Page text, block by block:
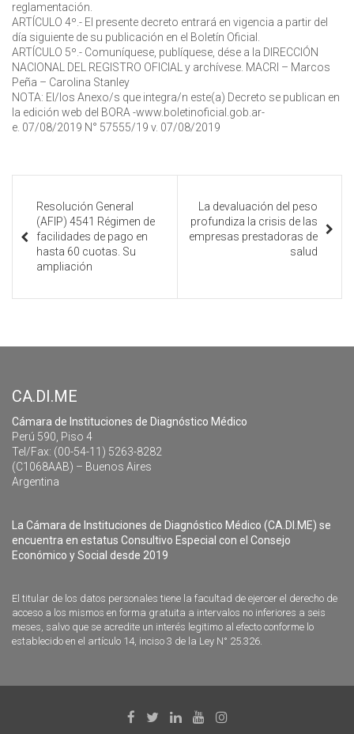
reglamentación.
ARTÍCULO 4º.- El presente decreto entrará en vigencia a partir del
día siguiente de su publicación en el Boletín Oficial.
ARTÍCULO 5º.- Comuníquese, publíquese, dése a la DIRECCIÓN
NACIONAL DEL REGISTRO OFICIAL y archívese. MACRI – Marcos
Peña – Carolina Stanley
NOTA: El/los Anexo/s que integra/n este(a) Decreto se publican en
la edición web del BORA -www.boletinoficial.gob.ar-
e. 07/08/2019 N° 57555/19 v. 07/08/2019
Resolución General
(AFIP) 4541 Régimen de
facilidades de pago en
hasta 60 cuotas. Su
ampliación
La devaluación del peso
profundiza la crisis de las
empresas prestadoras de
salud
CA.DI.ME
Cámara de Instituciones de Diagnóstico Médico
Perú 590, Piso 4
Tel/Fax: (00-54-11) 5263-8282
(C1068AAB) – Buenos Aires
Argentina
La Cámara de Instituciones de Diagnóstico Médico (CA.DI.ME) se
encuentra en estatus Consultivo Especial con el Consejo
Económico y Social desde 2019
El titular de los datos personales tiene la facultad de ejercer el derecho de
acceso a los mismos en forma gratuita a intervalos no inferiores a seis
meses, salvo que se acredite un interés legitimo al efecto conforme lo
establecido en el artículo 14, inciso 3 de la Ley N° 25.326.